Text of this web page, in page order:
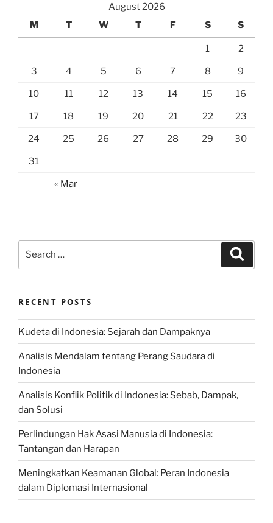
August 2026
M
T W T F S S
1 2
3 4 5 6 7 8 9
10 11 12 13 14 15 16
17 18 19 20 21 22 23
24 25 26 27 28 29 30
31
« Mar
RECENT POSTS
Kudeta di Indonesia: Sejarah dan Dampaknya
Analisis Mendalam tentang Perang Saudara di
Indonesia
Analisis Konflik Politik di Indonesia: Sebab, Dampak,
dan Solusi
Perlindungan Hak Asasi Manusia di Indonesia:
Tantangan dan Harapan
Meningkatkan Keamanan Global: Peran Indonesia
dalam Diplomasi Internasional